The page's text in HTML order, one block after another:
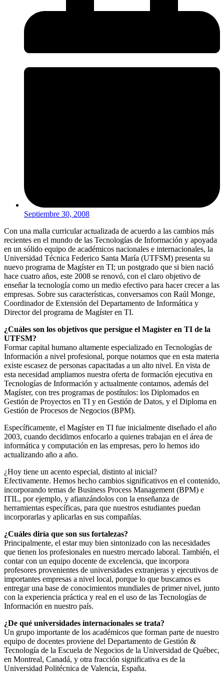
Septiembre 30, 2008
Con una malla curricular actualizada de acuerdo a las cambios más
recientes en el mundo de las Tecnologías de Información y apoyada
en un sólido equipo de académicos nacionales e internacionales, la
Universidad Técnica Federico Santa María (UTFSM) presenta su
nuevo programa de Magíster en TI; un postgrado que si bien nació
hace cuatro años, este 2008 se renovó, con el claro objetivo de
enseñar la tecnología como un medio efectivo para hacer crecer a las
empresas. Sobre sus características, conversamos con Raúl Monge,
Coordinador de Extensión del Departamento de Informática y
Director del programa de Magíster en TI.
¿Cuáles son los objetivos que persigue el Magíster en TI de la
UTFSM?
Formar capital humano altamente especializado en Tecnologías de
Información a nivel profesional, porque notamos que en esta materia
existe escasez de personas capacitadas a un alto nivel. En vista de
esta necesidad ampliamos nuestra oferta de formación ejecutiva en
Tecnologías de Información y actualmente contamos, además del
Magíster, con tres programas de postítulos: los Diplomados en
Gestión de Proyectos en TI y en Gestión de Datos, y el Diploma en
Gestión de Procesos de Negocios (BPM).
Específicamente, el Magíster en TI fue inicialmente diseñado el año
2003, cuando decidimos enfocarlo a quienes trabajan en el área de
informática y computación en las empresas, pero lo hemos ido
actualizando año a año.
¿Hoy tiene un acento especial, distinto al inicial?
Efectivamente. Hemos hecho cambios significativos en el contenido,
incorporando temas de Business Process Management (BPM) e
ITIL, por ejemplo, y afianzándolos con la enseñanza de
herramientas específicas, para que nuestros estudiantes puedan
incorporarlas y aplicarlas en sus compañías.
¿Cuáles diría que son sus fortalezas?
Principalmente, el estar muy bien sintonizado con las necesidades
que tienen los profesionales en nuestro mercado laboral. También, el
contar con un equipo docente de excelencia, que incorpora
profesores provenientes de universidades extranjeras y ejecutivos de
importantes empresas a nivel local, porque lo que buscamos es
entregar una base de conocimientos mundiales de primer nivel, junto
con la experiencia práctica y real en el uso de las Tecnologías de
Información en nuestro país.
¿De qué universidades internacionales se trata?
Un grupo importante de los académicos que forman parte de nuestro
equipo de docentes proviene del Departamento de Gestión &
Tecnología de la Escuela de Negocios de la Universidad de Québec,
en Montreal, Canadá, y otra fracción significativa es de la
Universidad Politécnica de Valencia, España.